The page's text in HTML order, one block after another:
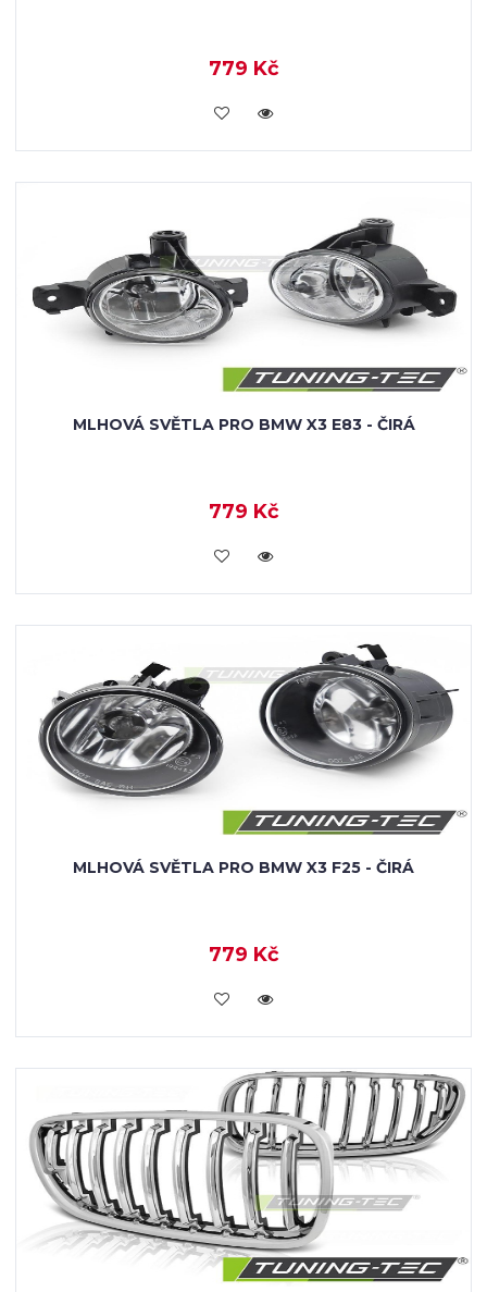
779 Kč
KOUPIT
MLHOVÁ SVĚTLA PRO BMW X3 E83 - ČIRÁ
779 Kč
KOUPIT
MLHOVÁ SVĚTLA PRO BMW X3 F25 - ČIRÁ
779 Kč
KOUPIT